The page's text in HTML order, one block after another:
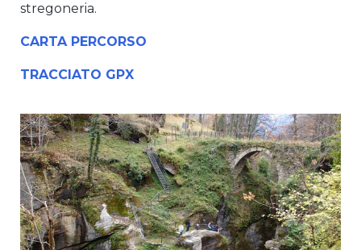
stregoneria.
CARTA PERCORSO
TRACCIATO GPX